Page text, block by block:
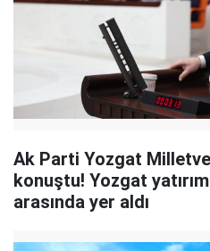
Ak Parti Yozgat
konuştu! Yozgat
arasında yer aldı